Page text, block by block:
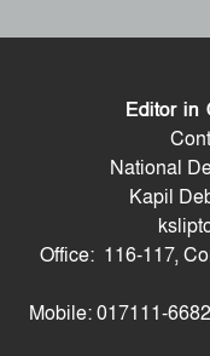
সাবেক
শ্রদ্ধা,
বিচারিক
পালিত
শেখ
নিয়ে
Editor in
National
Kapil
Office: 116-117,
Mobile: 017111-